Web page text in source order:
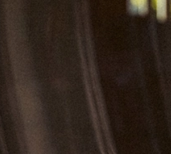
07
13 14
20